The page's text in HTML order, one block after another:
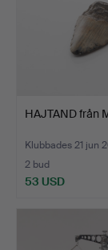
HAJTAND från
Klubbades 21 jun
2 bud
53 USD